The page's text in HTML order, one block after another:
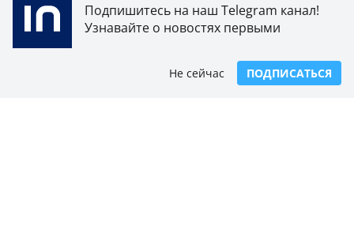
Свидетельство о постановке на учет, переучет
периодического печатного издания, информационного
агентства и сетевого издания №17614-ИА выдано
15.03.2019 Комитетом связи, информатизации и
Подпишитесь на наш Telegram канал!
Узнавайте о новостях первыми
ПОДПИСАТЬСЯ
Не сейчас